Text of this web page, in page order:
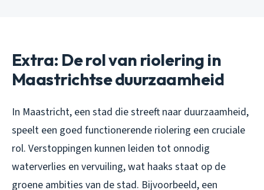
Extra: De rol van riolering in
Maastrichtse duurzaamheid
In Maastricht, een stad die streeft naar duurzaamheid,
speelt een goed functionerende riolering een cruciale
rol. Verstoppingen kunnen leiden tot onnodig
waterverlies en vervuiling, wat haaks staat op de
groene ambities van de stad. Bijvoorbeeld, een